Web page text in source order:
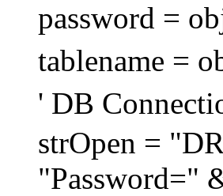
password =
tablename =
' DB
strOpen =
"Password="